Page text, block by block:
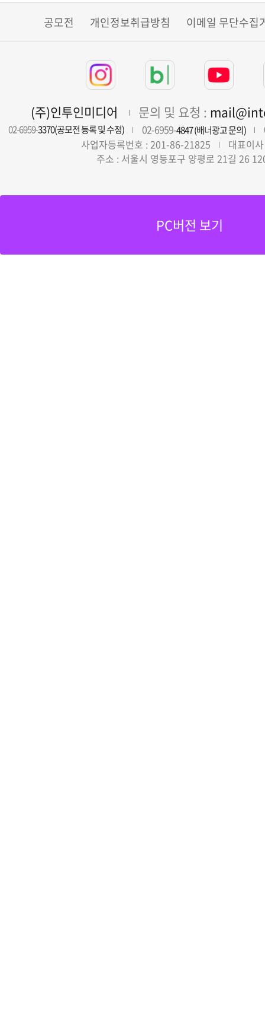
공모전 개인정보취급방침 이메일 무단수집
(주)인투인미디어 문의 및 요청 :
02-6959-3370(공모전 등록 및 수정) 02-6959-4847 (배너광고 문의)
사업자등록번호 : 201-86-21825
대표이
주소 : 서울시 영등포구 양평로 21길 26
PC버전 보기